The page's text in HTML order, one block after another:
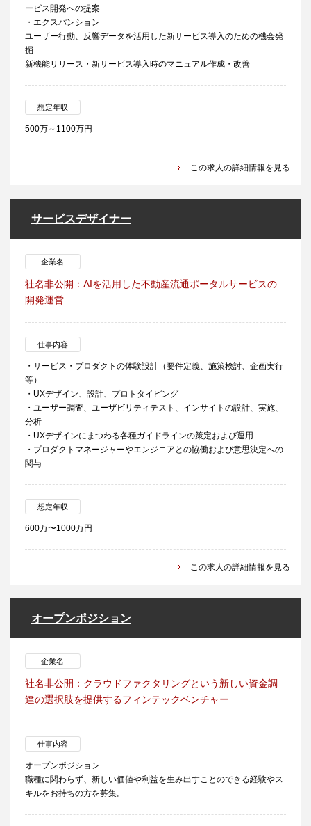
ービス開発への提案
・エクスパンション
ユーザー行動、反響データを活用した新サービス導入のための機会発
掘
新機能リリース・新サービス導入時のマニュアル作成・改善
想定年収
500万～1100万円
この求人の詳細情報を見る
サービスデザイナー
企業名
社名非公開：AIを活用した不動産流通ポータルサービスの
開発運営
仕事内容
・サービス・プロダクトの体験設計（要件定義、施策検討、企画実行
等）
・UXデザイン、設計、プロトタイピング
・ユーザー調査、ユーザビリティテスト、インサイトの設計、実施、
分析
・UXデザインにまつわる各種ガイドラインの策定および運用
・プロダクトマネージャーやエンジニアとの協働および意思決定への
関与
想定年収
600万〜1000万円
この求人の詳細情報を見る
オープンポジション
企業名
社名非公開：クラウドファクタリングという新しい資金調
達の選択肢を提供するフィンテックベンチャー
仕事内容
オープンポジション
職種に関わらず、新しい価値や利益を生み出すことのできる経験やス
キルをお持ちの方を募集。